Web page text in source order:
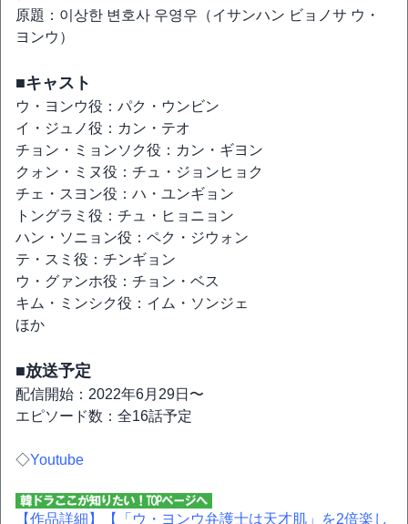
原題：이상한 변호사 우영우（イサンハン ビョノサ ウ・
ヨンウ）
■キャスト
ウ・ヨンウ役：パク・ウンビン
イ・ジュノ役：カン・テオ
チョン・ミョンソク役：カン・ギヨン
クォン・ミヌ役：チュ・ジョンヒョク
チェ・スヨン役：ハ・ユンギョン
トングラミ役：チュ・ヒョニョン
ハン・ソニョン役：ペク・ジウォン
テ・スミ役：チンギョン
ウ・グァンホ役：チョン・ベス
キム・ミンシク役：イム・ソンジェ
ほか
■放送予定
配信開始：2022年6月29日〜
エピソード数：全16話予定
◇Youtube
【作品詳細】 【「ウ・ヨンウ弁護士は天才肌」を2倍楽し